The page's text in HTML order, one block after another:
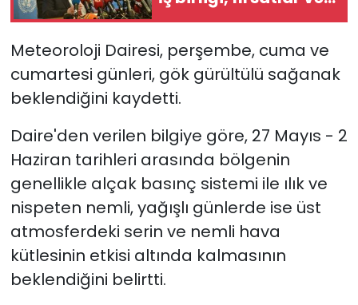
barışla şekillenen bir
Meteoroloji Dairesi, perşembe, cuma ve
cumartesi günleri, gök gürültülü sağanak
beklendiğini kaydetti.
Daire'den verilen bilgiye göre, 27 Mayıs - 2
Haziran tarihleri arasında bölgenin
genellikle alçak basınç sistemi ile ılık ve
nispeten nemli, yağışlı günlerde ise üst
atmosferdeki serin ve nemli hava
kütlesinin etkisi altında kalmasının
beklendiğini belirtti.
SAĞLIK
Spor
TÜRKiYE
Video Galeri
YAŞAM
Yazarlar